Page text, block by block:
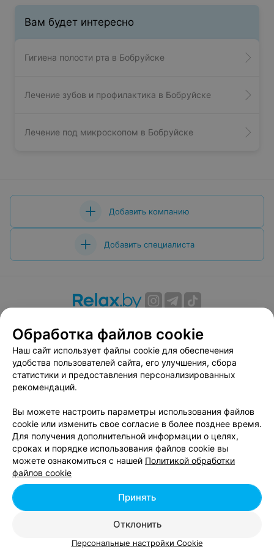
Вам будет интересно
Гигиена полости рта в Бобруйске
Лечение зубов и профилактика в Бобруйске
Лечение под микроскопом в Бобруйске
Добавить компанию
Добавить специалиста
Вакансии
Публичный договор
Способы оплаты
Публичный договор по использованию сервиса
«Афиша»
Пользовательское соглашение
Связаться по вопросам сотрудничества
Написать руководителю relax.by
Персональные настройки cookie
Обработка персональных данных
| 220012, Республика Беларусь, г. Минск,
улица Толбухина, 2, пом. 16 | info@relax.by
Обработка файлов cookie
Наш сайт использует файлы cookie для обеспечения
удобства пользователей сайта, его улучшения, сбора
статистики и предоставления персонализированных
рекомендаций.
Вы можете настроить параметры использования файлов
cookie или изменить свое согласие в более позднее время.
Для получения дополнительной информации о целях,
сроках и порядке использования файлов cookie вы
можете ознакомиться с нашей Политикой обработки
файлов cookie
Отклонить
Принять
Персональные настройки Cookie